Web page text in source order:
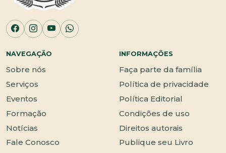
NAVEGAÇÃO
Sobre nós
Serviços
Eventos
Formação
Notícias
Fale Conosco
INFORMAÇÕES
Faça parte da família
Política de privacidade
Política Editorial
Condições de uso
Direitos autorais
Publique seu Livro